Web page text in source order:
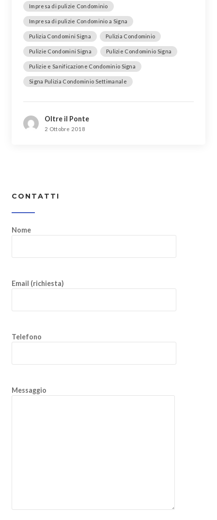
Impresa di pulizie Condominio
Impresa di pulizie Condominio a Signa
Pulizia Condomini Signa Pulizia Condominio
Pulizie Condomini Signa Pulizie Condominio Signa
Pulizie e Sanificazione Condominio Signa
Signa Pulizia Condominio Settimanale
Oltre il Ponte
2 Ottobre 2018
CONTATTI
Nome
Email (richiesta)
Telefono
Messaggio